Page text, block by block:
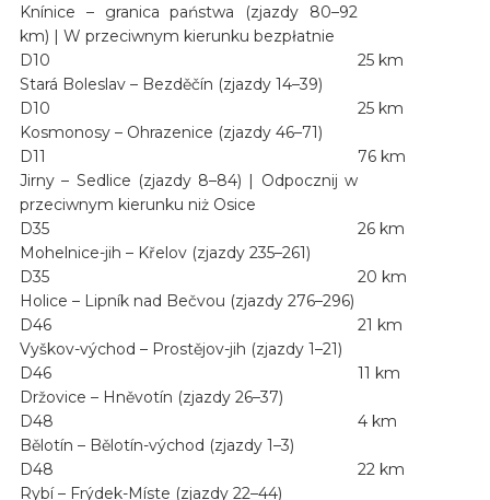
Knínice – granica państwa (zjazdy 80–92
km) | W przeciwnym kierunku bezpłatnie
D10
Stará Boleslav – Bezděčín (zjazdy 14–39)
25 km
D10
Kosmonosy – Ohrazenice (zjazdy 46–71)
25 km
D11
Jirny – Sedlice (zjazdy 8–84) | Odpocznij w
przeciwnym kierunku niż Osice
76 km
D35
Mohelnice-jih – Křelov (zjazdy 235–261)
26 km
D35
Holice – Lipník nad Bečvou (zjazdy 276–296)
20 km
D46
Vyškov-východ – Prostějov-jih (zjazdy 1–21)
21 km
D46
Držovice – Hněvotín (zjazdy 26–37)
11 km
D48
Bělotín – Bělotín-východ (zjazdy 1–3)
4 km
D48
Rybí – Frýdek-Míste (zjazdy 22–44)
22 km